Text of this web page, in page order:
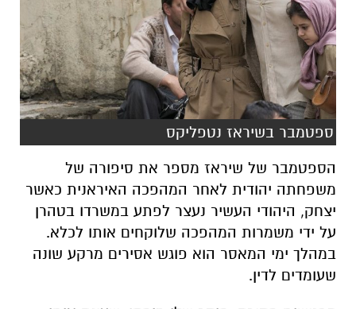
ספטמבר בשיראז נטפליקס
הספטמבר של שיראז מספר את סיפורה של
משפחתה יהודית לאחר המהפכה האיראנית כאשר
יצחק, היהודי העשיר נעצר לפתע במשרדו בטהרן
על ידי משמרות המהפכה שלוקחים אותו לכלא.
במהלך ימי המאסר הוא פוגש אסירים מרקע שונה
שעומדים לדין.